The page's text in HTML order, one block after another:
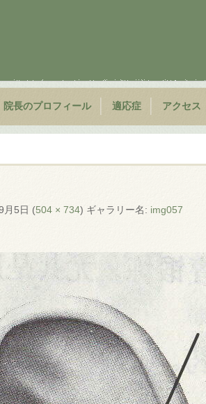
院長のプロフィール 適応症 アクセス
月5日 (504 × 734) ギャラリー名: img057